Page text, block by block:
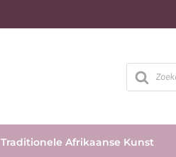
Producten
zoeken
Traditionele Afrikaanse Kunst